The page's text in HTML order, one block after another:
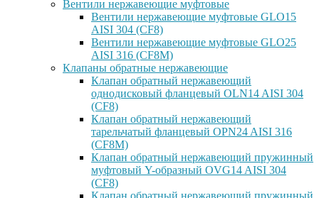
Вентили нержавеющие муфтовые
Вентили нержавеющие муфтовые GLO15
AISI 304 (CF8)
Вентили нержавеющие муфтовые GLO25
AISI 316 (CF8M)
Клапаны обратные нержавеющие
Клапан обратный нержавеющий
однодисковый фланцевый OLN14 AISI 304
(CF8)
Клапан обратный нержавеющий
тарельчатый фланцевый OPN24 AISI 316
(CF8M)
Клапан обратный нержавеющий пружинный
муфтовый Y-образный OVG14 AISI 304
(CF8)
Клапан обратный нержавеющий пружинный